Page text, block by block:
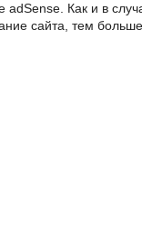
adSense. Как и в
сайта, тем больше